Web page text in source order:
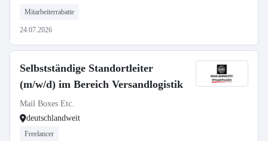
Mitarbeiterrabatte
24.07.2026
Selbstständige Standortleiter
(m/w/d) im Bereich Versandlogistik
Mail Boxes Etc.
deutschlandweit
Freelancer